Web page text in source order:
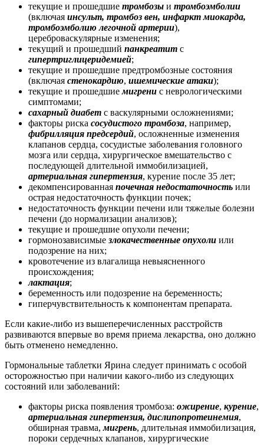
текущие и прошедшие тромбозы и тромбоэмболии
(включая инсульт, тромбоз вен, инфаркт миокарда,
тромбоэмболию легочной артерии),
цереброваскулярные изменения;
текущий и прошедший панкреатит с
гипертриглицеридемией;
текущие и прошедшие предтромбозные состояния
(включая стенокардию, ишемические атаки);
текущие и прошедшиемигрени с неврологическими
симптомами;
сахарный диабет с васкулярными осложнениями;
факторы риска сосудистого тромбоза, например,
фибрилляция предсердий, осложненные изменения
клапанов сердца, сосудистые заболевания головного
мозга или сердца, хирургическое вмешательство с
последующей длительной иммобилизацией,
артериальная гипертензия, курение после 35 лет;
декомпенсированная почечная недостаточность или
острая недостаточность функции почек;
недостаточность функции печени или тяжелые болезни
печени (до нормализации анализов);
текущие и прошедшие опухоли печени;
гормонозависимые злокачественные опухоли или
подозрение на них;
кровотечение из влагалища невыясненного
происхождения;
лактация;
беременность или подозрение на беременность;
гиперчувствительность к компонентам препарата.
Если какие-либо из вышеперечисленных расстройств
развиваются впервые во время приема лекарства, оно должно
быть отменено немедленно.
Гормональные таблетки Ярина следует принимать с особой
осторожностью при наличии какого-либо из следующих
состояний или заболеваний:
факторы риска появления тромбоза: ожирение, курение,
артериальная гипертензия, дислипопротеинемия,
обширная травма,мигрень, длительная иммобилизация,
пороки сердечных клапанов, хирургические